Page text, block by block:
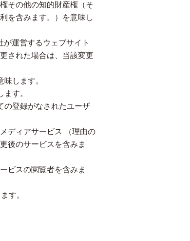
その他の知的財産権（そ
を含みます。）を意味し
が運営するウェブサイト
された場合は、当該変更
します。
す。
の登録がなされたユーザ
ディアサービス （理由の
後のサービスを含みま
ビスの閲覧者を含みま
す。